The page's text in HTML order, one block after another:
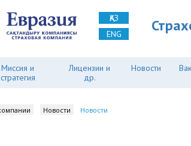
ҚАЗ
ENG
Миссия и
стратегия
Лицензии и
др.
Новости
Новости Новости